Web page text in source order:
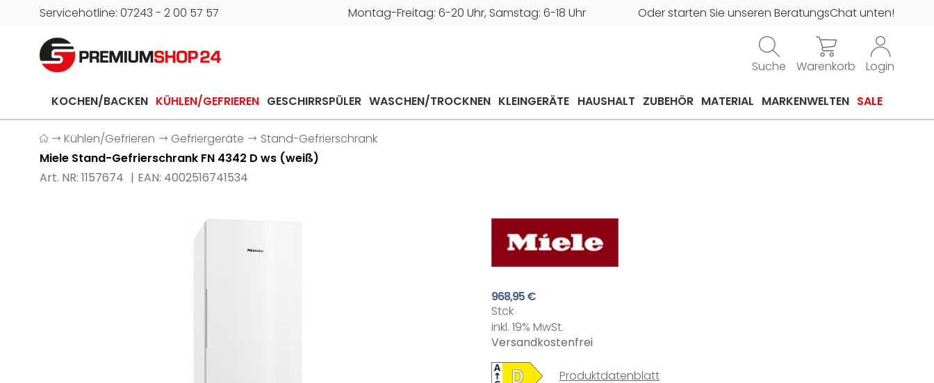
Servicehotline: 07243 - 2 00 57 57 Montag-Freitag: 6-20 Uhr, Samstag: 6-18 Uhr Oder starten Sie unseren BeratungsChat unten!
Suche Warenkorb Login
KOCHEN/BACKEN KÜHLEN/GEFRIEREN GESCHIRRSPÜLER WASCHEN/TROCKNEN KLEINGERÄTE HAUSHALT ZUBEHÖR MATERIAL MARKENWELTEN SALE
Kühlen/Gefrieren Gefriergeräte
Stand-Gefrierschrank
Miele Stand-Gefrierschrank FN 4342 D ws (weiß)
Art. NR: 1157674
EAN: 4002516741534
968,95 €
Stck
inkl. 19% MwSt.
Versandkostenfrei
Produktdatenblatt